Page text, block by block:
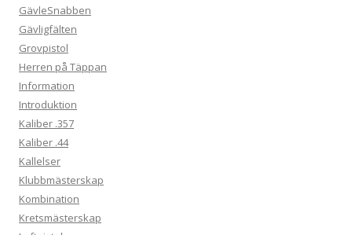
GävleSnabben
Gävligfälten
Grovpistol
Herren på Täppan
Information
Introduktion
Kaliber .357
Kaliber .44
Kallelser
Klubbmästerskap
Kombination
Kretsmästerskap